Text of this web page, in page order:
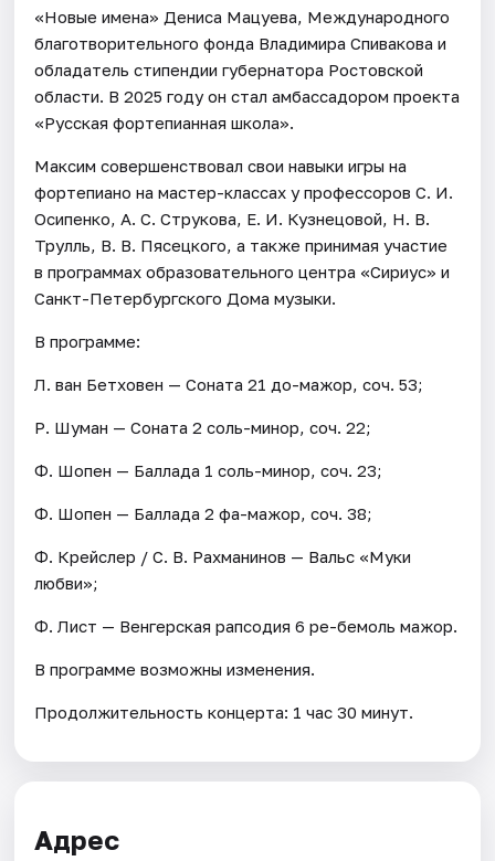
«Новые имена» Дениса Мацуева, Международного
благотворительного фонда Владимира Спивакова и
обладатель стипендии губернатора Ростовской
области. В 2025 году он стал амбассадором проекта
«Русская фортепианная школа».
Максим совершенствовал свои навыки игры на
фортепиано на мастер-классах у профессоров С. И.
Осипенко, А. С. Струкова, Е. И. Кузнецовой, Н. В.
Трулль, В. В. Пясецкого, а также принимая участие
в программах образовательного центра «Сириус» и
Санкт-Петербургского Дома музыки.
В программе:
Л. ван Бетховен — Соната 21 до-мажор, соч. 53;
Р. Шуман — Соната 2 соль-минор, соч. 22;
Ф. Шопен — Баллада 1 соль-минор, соч. 23;
Ф. Шопен — Баллада 2 фа-мажор, соч. 38;
Ф. Крейслер / С. В. Рахманинов — Вальс «Муки
любви»;
Ф. Лист — Венгерская рапсодия 6 ре-бемоль мажор.
В программе возможны изменения.
Продолжительность концерта: 1 час 30 минут.
Адрес